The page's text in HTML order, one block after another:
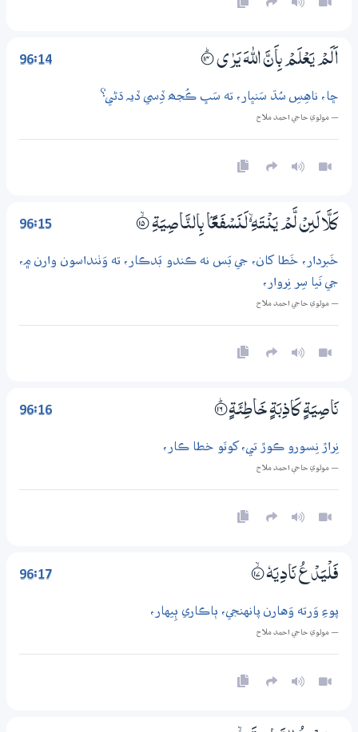
96:14 اَلَمْ يَعْلَمْ بِاَنَّ اللّٰهَ يَرٰى ؀ۭ14
ڇا، ناهِسِ سُڌ سَنڀار، ته سَڀ ڪُجھ ڏِسي ڏيہ ڌڻي؟
— مولوي حاجي احمد ملاح
96:15 كَلَّا لَىِنْ لَّمْ يَنْتَهِ ڏ لَنَسْفَعًۢا بِالنَّاصِيَةِ ؀ۙ15
خَبردار، خَطا کان، جي بَس نه ڪندو بَدڪار، ته وَٺنداسون وارن ۾،
جي نَيا سِر نِروار،
— مولوي حاجي احمد ملاح
96:16 نَاصِيَةٍ كَاذِبَةٍ خَاطِئَةٍ ؀ۭ16
نِراڙ نِسورو ڪوڙ تي، کوٽو خطا ڪار،
— مولوي حاجي احمد ملاح
96:17 فَلْيَدْعُ نَادِيَهٗ ؀ۙ17
پوءِ وَرته وَهارن پانهنجي، ٻاڪاري ٻِيهار،
— مولوي حاجي احمد ملاح